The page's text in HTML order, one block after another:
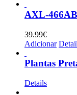
AXL-466AB
39.99€
Adicionar
Plantas
Details